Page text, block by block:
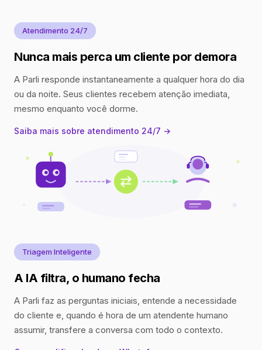
Atendimento 24/7
Nunca mais perca um cliente por demora
A Parli responde instantaneamente a qualquer hora do dia
ou da noite. Seus clientes recebem atenção imediata,
mesmo enquanto você dorme.
Saiba mais sobre atendimento 24/7 →
Triagem Inteligente
A IA filtra, o humano fecha
A Parli faz as perguntas iniciais, entende a necessidade
do cliente e, quando é hora de um atendente humano
assumir, transfere a conversa com todo o contexto.